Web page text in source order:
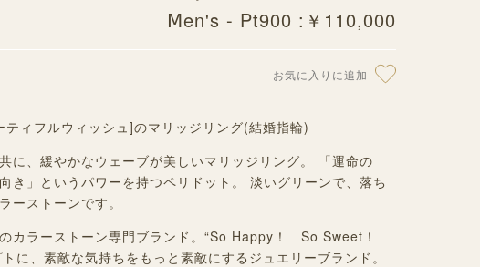
Ⅿen's - Pt900 :￥110,000
お気に入りに追加
ィフルウィッシュ]のマリッジリング(結婚指輪)
に、緩やかなウェーブが美しいマリッジリング。 「運命の
き」というパワーを持つペリドット。 淡いグリーンで、落ち
ーストーンです。
カラーストーン専門ブランド。“So Happy！ So Sweet！
に、素敵な気持ちをもっと素敵にするジュエリーブランド。